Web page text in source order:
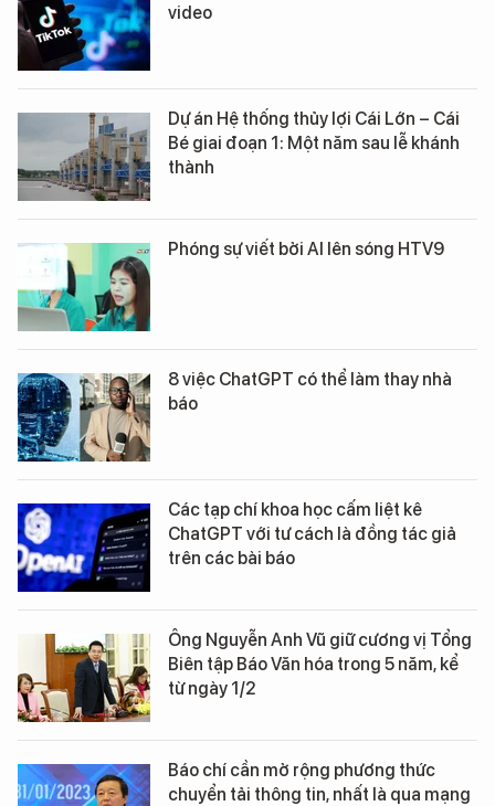
video
Dự án Hệ thống thủy lợi Cái Lớn – Cái
Bé giai đoạn 1: Một năm sau lễ khánh
thành
Phóng sự viết bởi AI lên sóng HTV9
8 việc ChatGPT có thể làm thay nhà
báo
Các tạp chí khoa học cấm liệt kê
ChatGPT với tư cách là đồng tác giả
trên các bài báo
Ông Nguyễn Anh Vũ giữ cương vị Tổng
Biên tập Báo Văn hóa trong 5 năm, kể
từ ngày 1/2
Báo chí cần mở rộng phương thức
chuyển tải thông tin, nhất là qua mạng